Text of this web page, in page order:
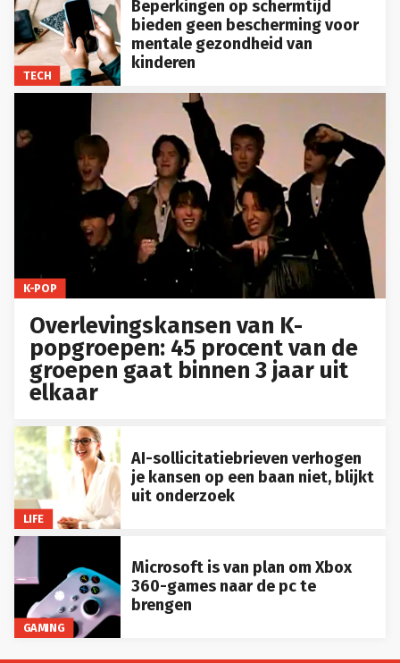
TECH
Beperkingen op schermtijd
bieden geen bescherming voor
mentale gezondheid van
kinderen
K-POP
Overlevingskansen van K-
popgroepen: 45 procent van de
groepen gaat binnen 3 jaar uit
elkaar
LIFE
AI-sollicitatiebrieven verhogen
je kansen op een baan niet, blijkt
uit onderzoek
GAMING
Microsoft is van plan om Xbox
360-games naar de pc te
brengen